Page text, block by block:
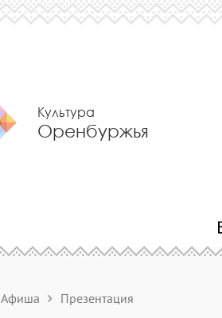
Культура
Оренбуржья
Афиша Презентация